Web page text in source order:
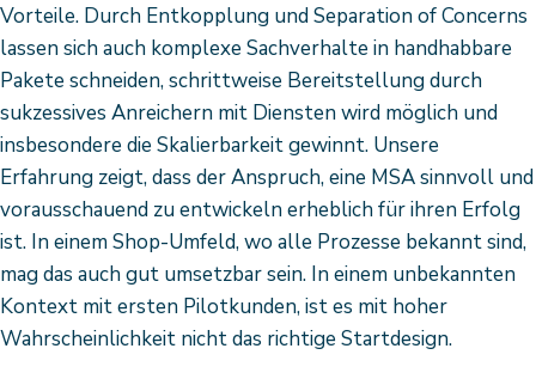
Vorteile. Durch Entkopplung und Separation of Concerns
lassen sich auch komplexe Sachverhalte in handhabbare
Pakete schneiden, schrittweise Bereitstellung durch
sukzessives Anreichern mit Diensten wird möglich und
insbesondere die Skalierbarkeit gewinnt. Unsere
Erfahrung zeigt, dass der Anspruch, eine MSA sinnvoll und
vorausschauend zu entwickeln erheblich für ihren Erfolg
ist. In einem Shop-Umfeld, wo alle Prozesse bekannt sind,
mag das auch gut umsetzbar sein. In einem unbekannten
Kontext mit ersten Pilotkunden, ist es mit hoher
Wahrscheinlichkeit nicht das richtige Startdesign.